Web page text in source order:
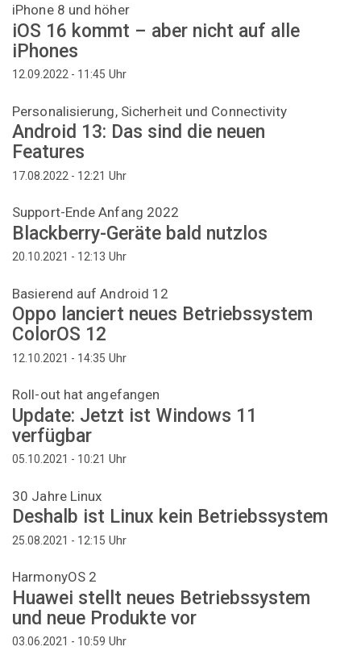
iPhone 8 und höher
iOS 16 kommt – aber nicht auf alle
iPhones
12.09.2022 - 11:45 Uhr
Personalisierung, Sicherheit und Connectivity
Android 13: Das sind die neuen
Features
17.08.2022 - 12:21 Uhr
Support-Ende Anfang 2022
Blackberry-Geräte bald nutzlos
20.10.2021 - 12:13 Uhr
Basierend auf Android 12
Oppo lanciert neues Betriebssystem
ColorOS 12
12.10.2021 - 14:35 Uhr
Roll-out hat angefangen
Update: Jetzt ist Windows 11
verfügbar
05.10.2021 - 10:21 Uhr
30 Jahre Linux
Deshalb ist Linux kein Betriebssystem
25.08.2021 - 12:15 Uhr
HarmonyOS 2
Huawei stellt neues Betriebssystem
und neue Produkte vor
03.06.2021 - 10:59 Uhr